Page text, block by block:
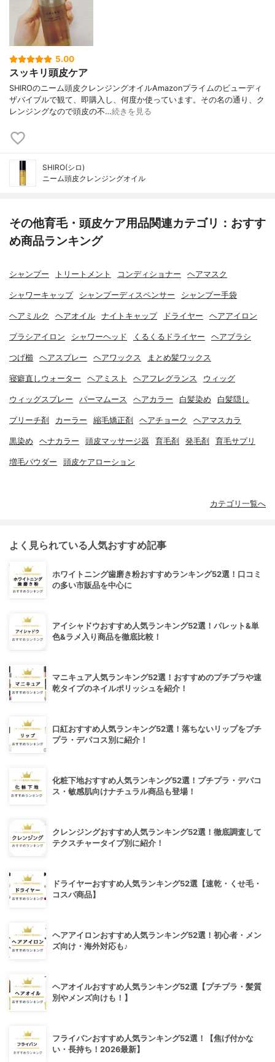
5.00
スッキリ頭皮ケア
SHIROのニーム頭皮クレンジングオイルAmazonプライムのビューディ
ザバイブルで観て、即購入し、何度か使っています。その名の通り、ク
レンジングなので頭皮の不…続きを見る
SHIRO(シロ)
ニーム頭皮クレンジングオイル
その他育毛・頭皮ケア用品関連カテゴリ：おすす
め商品ランキング
シャンプー トリートメント コンディショナー ヘアマスク
シャワーキャップ シャンプーディスペンサー シャンプー手袋
ヘアミルク ヘアオイル ナイトキャップ ドライヤー ヘアアイロン
ブラシアイロン シャワーヘッド くるくるドライヤー ヘアブラシ
つげ櫛 ヘアスプレー ヘアワックス まとめ髪ワックス
寝癖直しウォーター ヘアミスト ヘアフレグランス ウィッグ
ウィッグスプレー パーマムース ヘアカラー 白髪染め 白髪隠し
ブリーチ剤 カーラー 縮毛矯正剤 ヘアチョーク ヘアマスカラ
黒染め ヘナカラー 頭皮マッサージ器 育毛剤 発毛剤 育毛サプリ
増毛パウダー 頭皮ケアローション
カテゴリ一覧へ
よく見られている人気おすすめ記事
ホワイトニング歯磨き粉おすすめランキング52選！口コミ
の多い市販品を中心に
アイシャドウおすすめ人気ランキング52選！パレット&単
色&ラメ入り商品を徹底比較！
マニキュア人気ランキング52選！おすすめのプチプラや速
乾タイプのネイルポリッシュを紹介！
口紅おすすめ人気ランキング52選！落ちないリップをプチ
プラ・デパコス別に紹介！
化粧下地おすすめ人気ランキング52選！プチプラ・デパコ
ス・敏感肌向けナチュラル商品も登場！
クレンジングおすすめ人気ランキング52選！徹底調査して
テクスチャータイプ別に紹介！
ドライヤーおすすめ人気ランキング52選【速乾・くせ毛・
コスパ商品】
ヘアアイロンおすすめ人気ランキング52選！初心者・メン
ズ向け・海外対応も♪
ヘアオイルおすすめ人気ランキング52選【プチプラ・髪質
別やメンズ向けも！】
フライパンおすすめ人気ランキング52選！【焦げ付かな
い・長持ち！2026最新】